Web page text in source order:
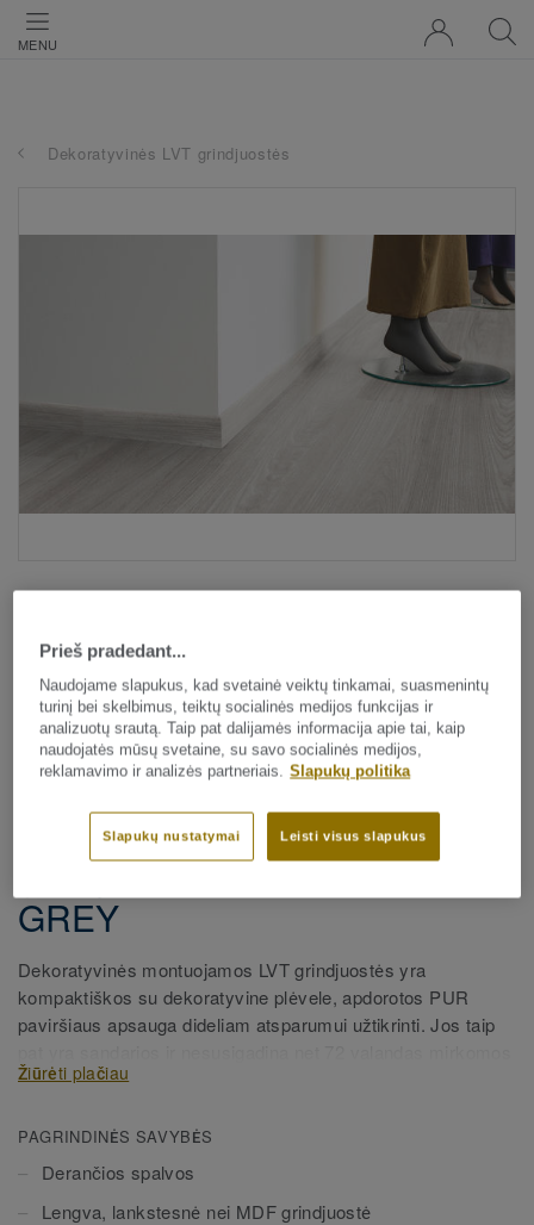
MENU
Dekoratyvinės LVT grindjuostės
Visi dekorai (175)
Dekoratyvinės LVT
grindjuostės - Patina Ash
GREY
Dekoratyvinės montuojamos LVT grindjuostės yra
kompaktiškos su dekoratyvine plėvele, apdorotos PUR
paviršiaus apsauga dideliam atsparumui užtikrinti. Jos taip
vandenyje. Gali būti dviejų aukščių – 60 mm ir 80 mm
pilnai apdailai užtikrinti. Dekoratyvinės montuojamos
grindjuostės dera su visomis LVT grindimis (Glue-Down,
Click ir Loose-Lay).
Žiūrėti plačiau
PAGRINDINĖS SAVYBĖS
Derančios spalvos
Lengva, lankstesnė nei MDF grindjuostė
Prieš pradedant...
Naudojame slapukus, kad svetainė veiktų tinkamai, suasmenintų
turinį bei skelbimus, teiktų socialinės medijos funkcijas ir
analizuotų srautą. Taip pat dalijamės informacija apie tai, kaip
naudojatės mūsų svetaine, su savo socialinės medijos,
reklamavimo ir analizės partneriais. Slapukų politika
Leisti visus slapukus
Slapukų nustatymai